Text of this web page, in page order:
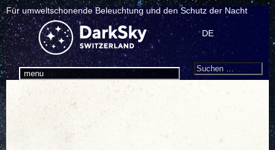
Für umweltschonende Beleuchtung und den Schutz der Nacht
menu
DE
Search
Suchen